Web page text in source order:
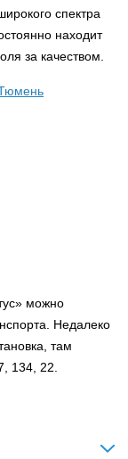
спектра
находит
за качеством.
можно
Недалеко
там
134, 22.